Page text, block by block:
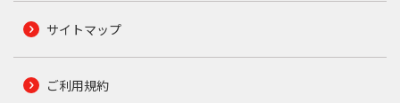
サイトマップ
ご利用規約